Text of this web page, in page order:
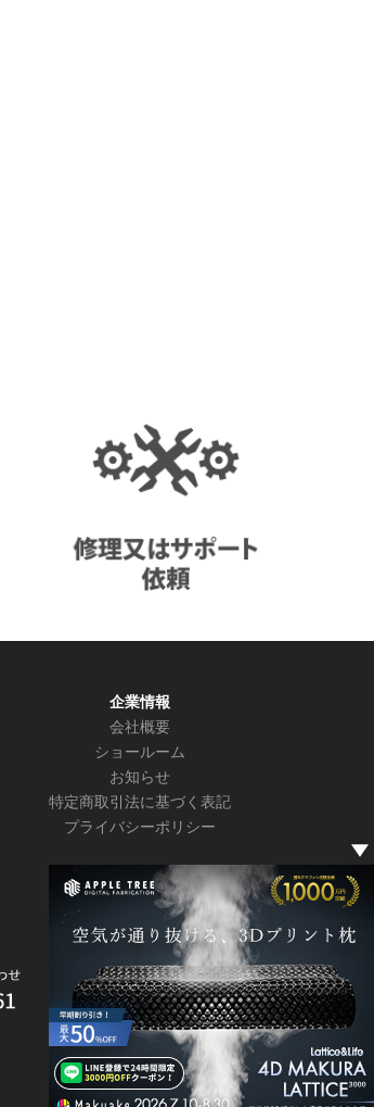
企業情報
会社概要
ショールーム
お知らせ
特定商取引法に基づく表記
プライバシーポリシー